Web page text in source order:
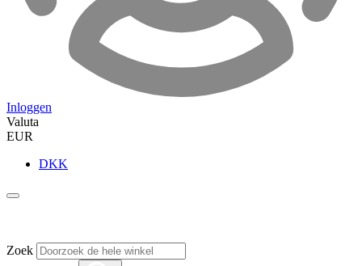
Inloggen
Valuta
EUR
DKK
Zoek